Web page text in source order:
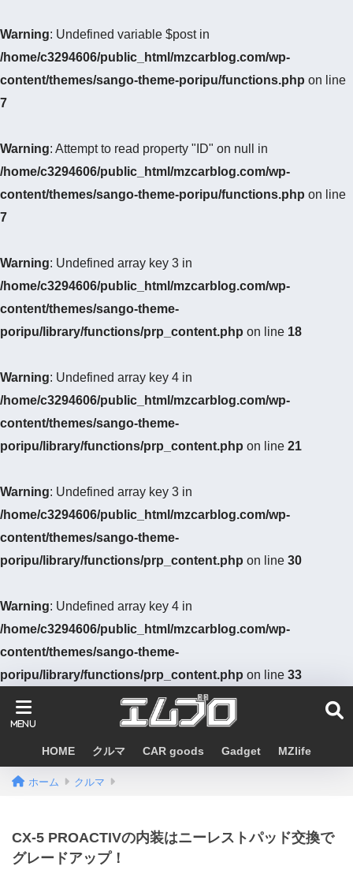
Warning: Undefined variable $post in
/home/c3294606/public_html/mzcarblog.com/wp-
content/themes/sango-theme-poripu/functions.php on line
7
Warning: Attempt to read property "ID" on null in
/home/c3294606/public_html/mzcarblog.com/wp-
content/themes/sango-theme-poripu/functions.php on line
7
Warning: Undefined array key 3 in
/home/c3294606/public_html/mzcarblog.com/wp-
content/themes/sango-theme-
poripu/library/functions/prp_content.php on line 18
Warning: Undefined array key 4 in
/home/c3294606/public_html/mzcarblog.com/wp-
content/themes/sango-theme-
poripu/library/functions/prp_content.php on line 21
Warning: Undefined array key 3 in
/home/c3294606/public_html/mzcarblog.com/wp-
content/themes/sango-theme-
poripu/library/functions/prp_content.php on line 30
Warning: Undefined array key 4 in
/home/c3294606/public_html/mzcarblog.com/wp-
content/themes/sango-theme-
poripu/library/functions/prp_content.php on line 33
HOME クルマ CAR goods Gadget MZlife
ホーム クルマ
CX-5 PROACTIVの内装はニーレストパッド交換で
グレードアップ！